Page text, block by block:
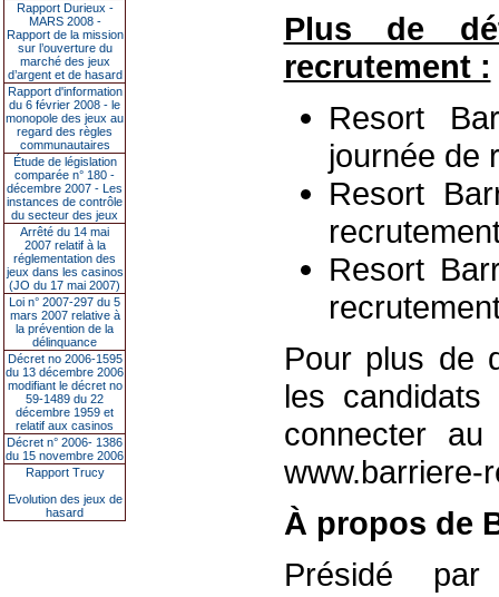
Rapport Durieux -
MARS 2008 -
Rapport de la mission
sur l’ouverture du
marché des jeux
d’argent et de hasard
Rapport d'information
du 6 février 2008 - le
monopole des jeux au
regard des règles
communautaires
Étude de législation
comparée n° 180 -
décembre 2007 - Les
instances de contrôle
du secteur des jeux
Arrêté du 14 mai
2007 relatif à la
réglementation des
jeux dans les casinos
(JO du 17 mai 2007)
Loi n° 2007-297 du 5
mars 2007 relative à
la prévention de la
délinquance
Décret no 2006-1595
du 13 décembre 2006
modifiant le décret no
59-1489 du 22
décembre 1959 et
relatif aux casinos
Décret n° 2006- 1386
du 15 novembre 2006
Rapport Trucy
Evolution des jeux de
hasard
Plus de
recrutement :
Resort
journée de
Resort
Resort
Pour plus de
les
connecter
www.barriere-
À propos de
Présidé